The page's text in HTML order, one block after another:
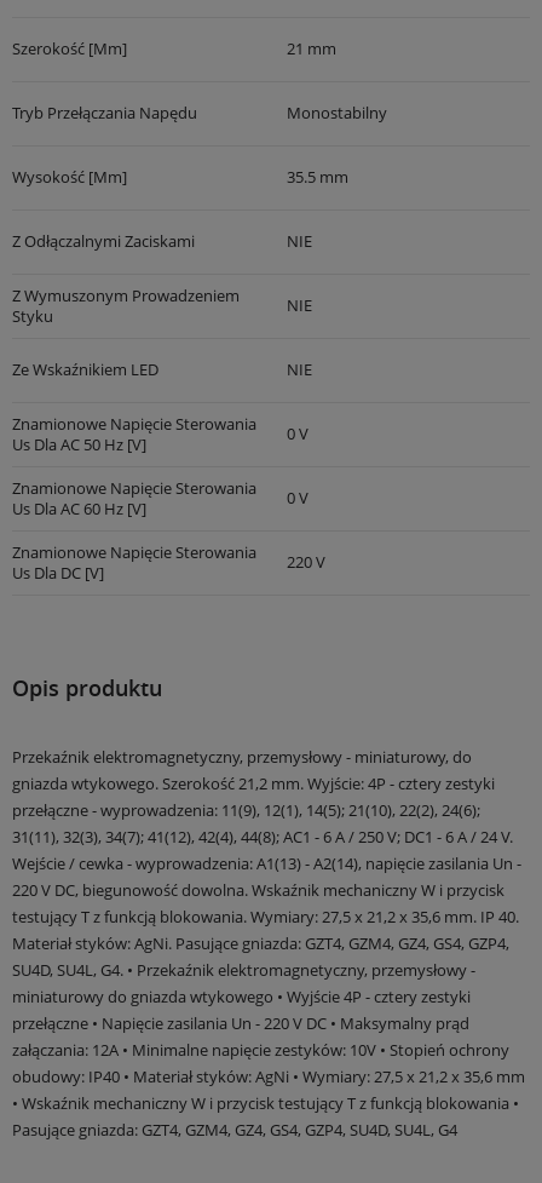
Szerokość [mm] 21 mm
Tryb Przełączania Napędu Monostabilny
Wysokość [mm] 35.5 mm
Z Odłączalnymi Zaciskami NIE
Z Wymuszonym Prowadzeniem
Styku
NIE
Ze Wskaźnikiem LED NIE
Znamionowe Napięcie Sterowania
Us Dla AC 50 Hz [V]
0 V
Znamionowe Napięcie Sterowania
Us Dla AC 60 Hz [V]
0 V
Znamionowe Napięcie Sterowania
Us Dla DC [V]
220 V
Opis produktu
Przekaźnik elektromagnetyczny, przemysłowy - miniaturowy, do
gniazda wtykowego. Szerokość 21,2 mm. Wyjście: 4P - cztery zestyki
przełączne - wyprowadzenia: 11(9), 12(1), 14(5); 21(10), 22(2), 24(6);
31(11), 32(3), 34(7); 41(12), 42(4), 44(8); AC1 - 6 A / 250 V; DC1 - 6 A / 24 V.
Wejście / cewka - wyprowadzenia: A1(13) - A2(14), napięcie zasilania Un -
220 V DC, biegunowość dowolna. Wskaźnik mechaniczny W i przycisk
testujący T z funkcją blokowania. Wymiary: 27,5 x 21,2 x 35,6 mm. IP 40.
Materiał styków: AgNi. Pasujące gniazda: GZT4, GZM4, GZ4, GS4, GZP4,
SU4D, SU4L, G4. • Przekaźnik elektromagnetyczny, przemysłowy -
miniaturowy do gniazda wtykowego • Wyjście 4P - cztery zestyki
przełączne • Napięcie zasilania Un - 220 V DC • Maksymalny prąd
załączania: 12A • Minimalne napięcie zestyków: 10V • Stopień ochrony
obudowy: IP40 • Materiał styków: AgNi • Wymiary: 27,5 x 21,2 x 35,6 mm
• Wskaźnik mechaniczny W i przycisk testujący T z funkcją blokowania •
Pasujące gniazda: GZT4, GZM4, GZ4, GS4, GZP4, SU4D, SU4L, G4